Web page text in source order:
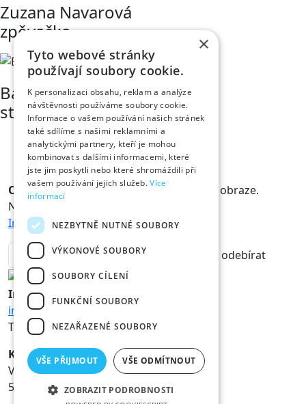
Zuzana Navarová
zpěvačka
Bára Chaloupková
studentka
Odběr novinekKrálové a Královny jsou v obraze.
Novinky vám rádi doručíme na mail.
Informace o zpracování osobních údajů
odebírat
Informace
info@hk800.cz
T:
+420 734 561 247
Kancelář oslav
Velké náměstí 1/3
500 03 Hradec Králové
×
Tyto webové stránky
používají soubory cookie.
K personalizaci obsahu, reklam a analýze
návštěvnosti používáme soubory cookie.
Informace o vašem používání našich stránek
také sdílíme s našimi reklamními a
analytickými partnery, kteří je mohou
kombinovat s dalšími informacemi, které
jste jim poskytli nebo které shromáždili při
vašem používání jejich služeb.Více
informací
NEZBYTNĚ NUTNÉ SOUBORY
VÝKONOVÉ SOUBORY
SOUBORY CÍLENÍ
FUNKČNÍ SOUBORY
NEZAŘAZENÉ SOUBORY
VŠE PŘIJMOUT VŠE ODMÍTNOUT
ZOBRAZIT PODROBNOSTI